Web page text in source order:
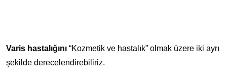
Varis hastalığını “Kozmetik ve hastalık” olmak üzere iki ayrı
şekilde derecelendirebiliriz.